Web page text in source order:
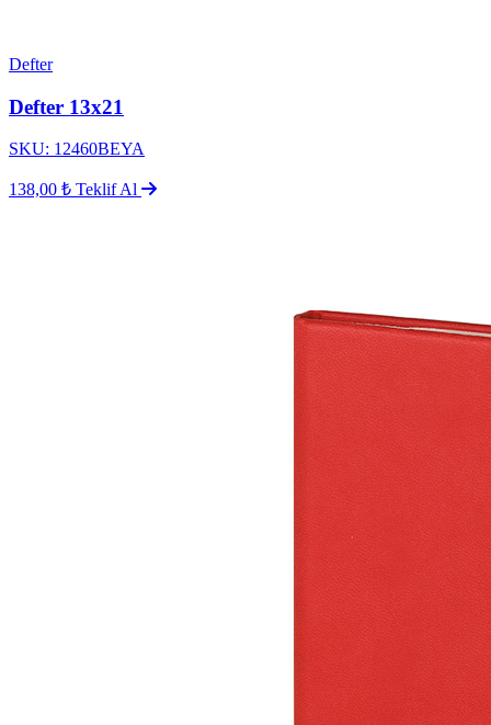
Defter
Defter 13x21
SKU: 12460BEYA
138,00 ₺ Teklif Al